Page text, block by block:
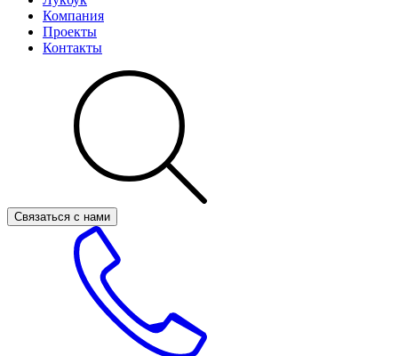
Компания
Проекты
Контакты
Связаться с нами